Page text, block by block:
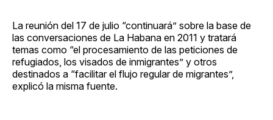
La reunión del 17 de julio “continuará” sobre la base de
las conversaciones de La Habana en 2011 y tratará
temas como “el procesamiento de las peticiones de
refugiados, los visados de inmigrantes” y otros
destinados a “facilitar el flujo regular de migrantes”,
explicó la misma fuente.